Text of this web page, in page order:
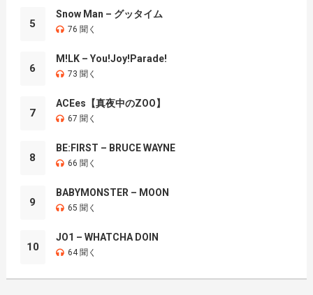
5
Snow Man – グッタイム
76 聞く
6
M!LK – You!Joy!Parade!
73 聞く
7
ACEes【真夜中のZOO】
67 聞く
8
BE:FIRST – BRUCE WAYNE
66 聞く
9
BABYMONSTER – MOON
65 聞く
10
JO1 – WHATCHA DOIN
64 聞く